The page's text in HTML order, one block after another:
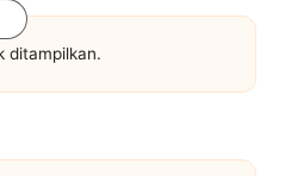
ditampilkan.